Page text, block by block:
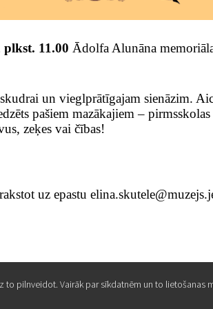
11.00 Ādolfa Alunāna
un vieglprātīgajam sienāzim.
pašiem mazākajiem –
zeķes vai čības!
uz epastu
pilnveidot. Vairāk par sīkdatnēm un to lietošanas
pilnveidot. Vairāk par sīkdatnēm un to lietošanas